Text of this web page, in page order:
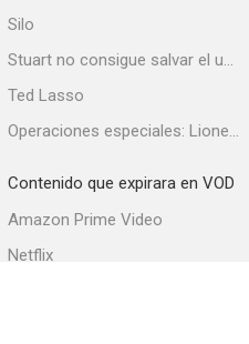
Silo
Stuart no consigue salvar el universo
Ted Lasso
Operaciones especiales: Lioness
Contenido que expirara en VOD
Amazon Prime Video
Netflix